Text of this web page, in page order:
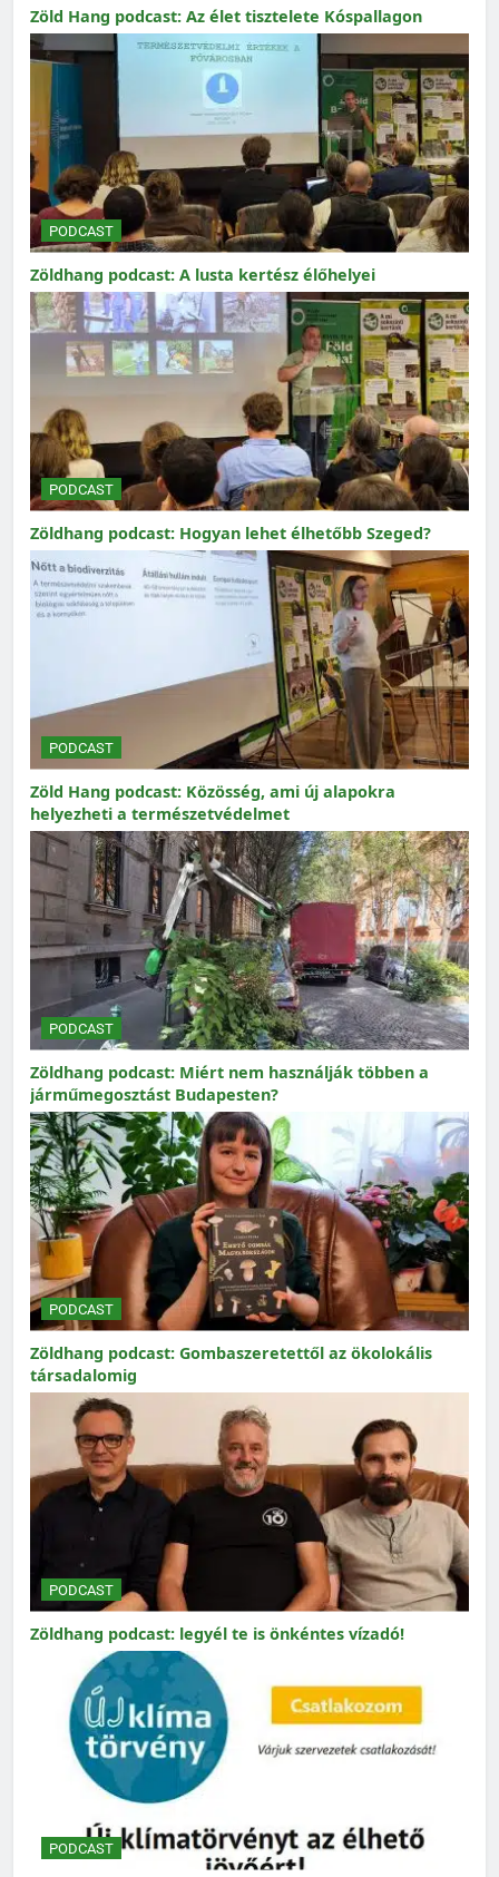
Zöld Hang podcast: Az élet tisztelete Kóspallagon
PODCAST
Zöldhang podcast: A lusta kertész élőhelyei
PODCAST
Zöldhang podcast: Hogyan lehet élhetőbb Szeged?
PODCAST
Zöld Hang podcast: Közösség, ami új alapokra
helyezheti a természetvédelmet
PODCAST
Zöldhang podcast: Miért nem használják többen a
járműmegosztást Budapesten?
PODCAST
Zöldhang podcast: Gombaszeretettől az ökolokális
társadalomig
PODCAST
Zöldhang podcast: legyél te is önkéntes vízadó!
PODCAST